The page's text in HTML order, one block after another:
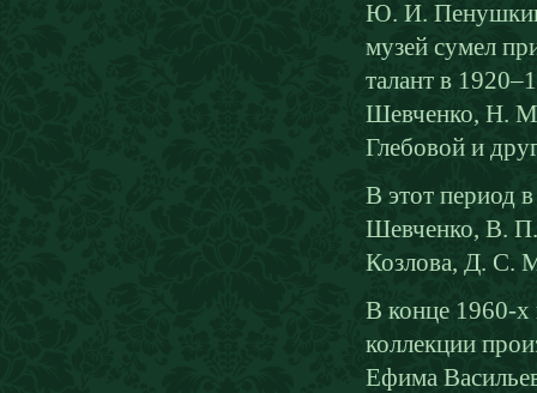
Ю. И.
музей сумел
талант в
Шевченко, Н.
Глебовой и
В этот период
Шевченко, В.
Козлова, Д. С.
В конце 1960-х
коллекции
Ефима